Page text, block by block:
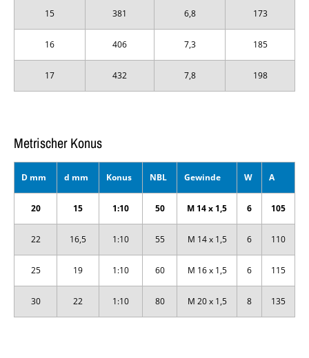
15 381 6,8 173
16 406 7,3 185
17 432 7,8 198
Metrischer Konus
D mm d mm Konus NBL Gewinde W A
20 15 1:10 50 M 14 x 1,5 6 105
22 16,5 1:10 55 M 14 x 1,5 6 110
25 19 1:10 60 M 16 x 1,5 6 115
30 22 1:10 80 M 20 x 1,5 8 135